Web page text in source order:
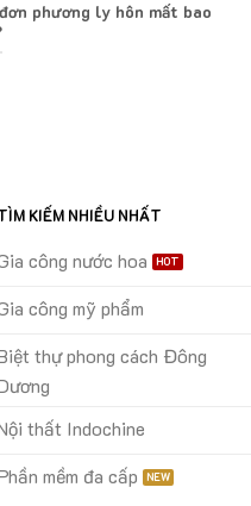
phương ly hôn mất bao
KIẾM NHIỀU NHẤT
công nước hoa
công mỹ phẩm
thự phong cách Đông
thất Indochine
mềm đa cấp